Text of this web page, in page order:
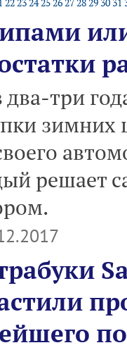
2223242526272829 30 31
два-три
зимних
решает